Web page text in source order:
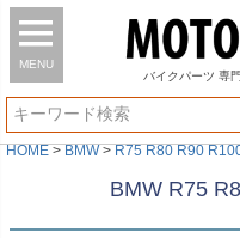
MENU
バイク パーツ 専
HOME BMW R75 R80 R90
BMW R75